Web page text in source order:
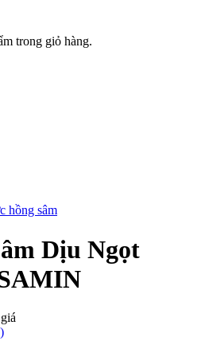
trong giỏ hàng.
hồng sâm
Dịu Ngọt